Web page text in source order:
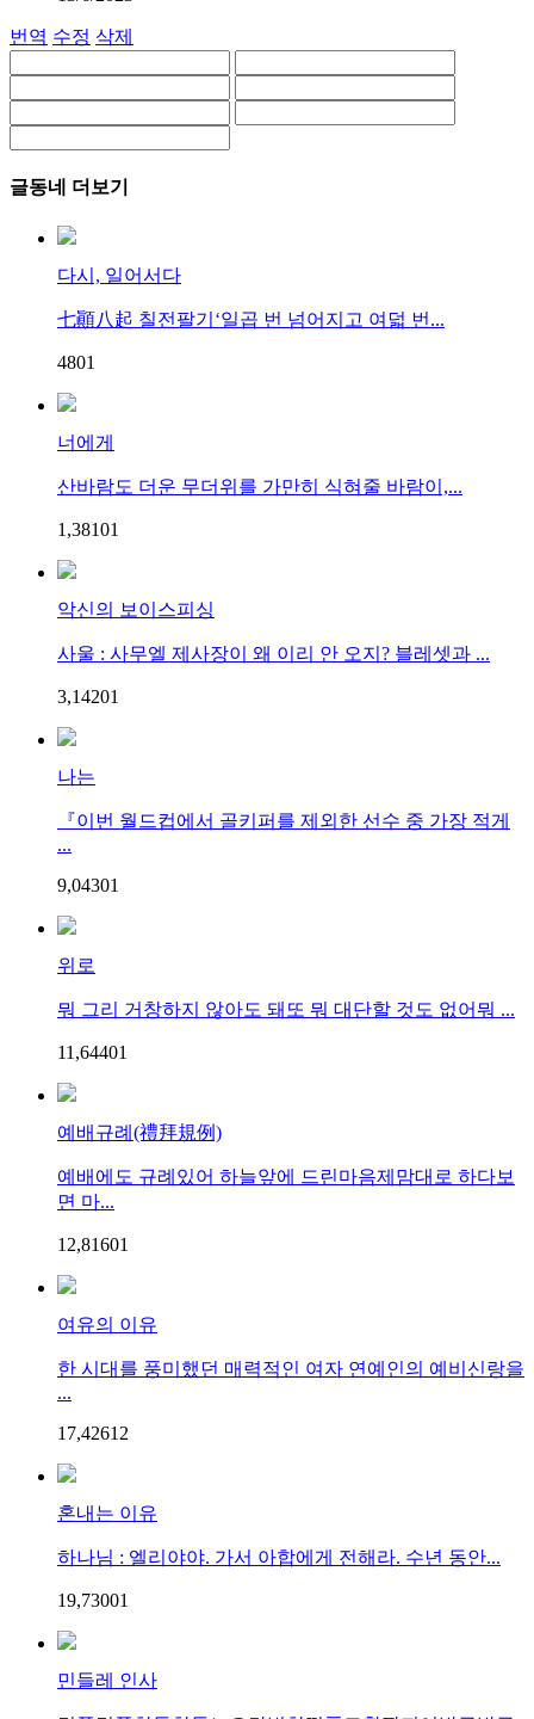
번역 수정 삭제
글동네 더보기
다시, 일어서다
七顚八起 칠전팔기‘일곱 번 넘어지고 여덟 번...
4801
너에게
산바람도 더운 무더위를 가만히 식혀줄 바람이,...
1,38101
악신의 보이스피싱
사울 : 사무엘 제사장이 왜 이리 안 오지? 블레셋과 ...
3,14201
나는
『이번 월드컵에서 골키퍼를 제외한 선수 중 가장 적게
...
9,04301
위로
뭐 그리 거창하지 않아도 돼또 뭐 대단할 것도 없어뭐 ...
11,64401
예배규례(禮拜規例)
예배에도 규례있어 하늘앞에 드린마음제맘대로 하다보
면 마...
12,81601
여유의 이유
한 시대를 풍미했던 매력적인 여자 연예인의 예비신랑을
...
17,42612
혼내는 이유
하나님 : 엘리야야. 가서 아합에게 전해라. 수년 동안...
19,73001
민들레 인사